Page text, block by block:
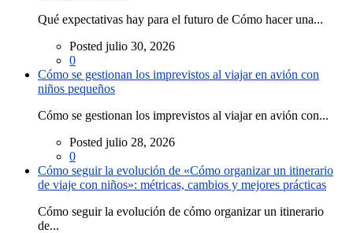
Qué expectativas hay para el futuro de Cómo hacer una...
Posted julio 30, 2026
0
Cómo se gestionan los imprevistos al viajar en avión con
niños pequeños
Cómo se gestionan los imprevistos al viajar en avión con...
Posted julio 28, 2026
0
Cómo seguir la evolución de «Cómo organizar un itinerario
de viaje con niños»: métricas, cambios y mejores prácticas
Cómo seguir la evolución de cómo organizar un itinerario
de...